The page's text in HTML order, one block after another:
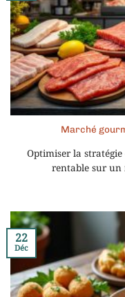
Marché
Optimiser la
rentable sur un
22
Déc